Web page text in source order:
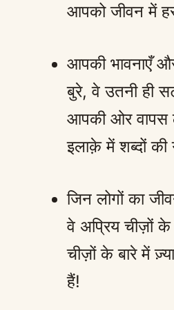
आपको जीवन में
आपकी भावनाएँ
बुरे, वे उतनी ही
आपकी ओर वापस
इलाक़े में शब्दों
जिन लोगों का
वे अप्रिय चीज़ों
चीज़ों के बारे में
हैं!